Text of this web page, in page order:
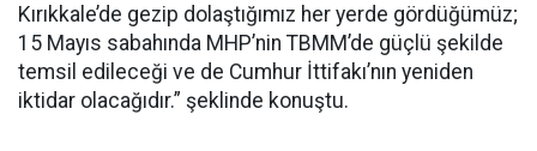
Kırıkkale’de gezip dolaştığımız her yerde gördüğümüz;
15 Mayıs sabahında MHP’nin TBMM’de güçlü şekilde
temsil edileceği ve de Cumhur İttifakı’nın yeniden
iktidar olacağıdır.” şeklinde konuştu.